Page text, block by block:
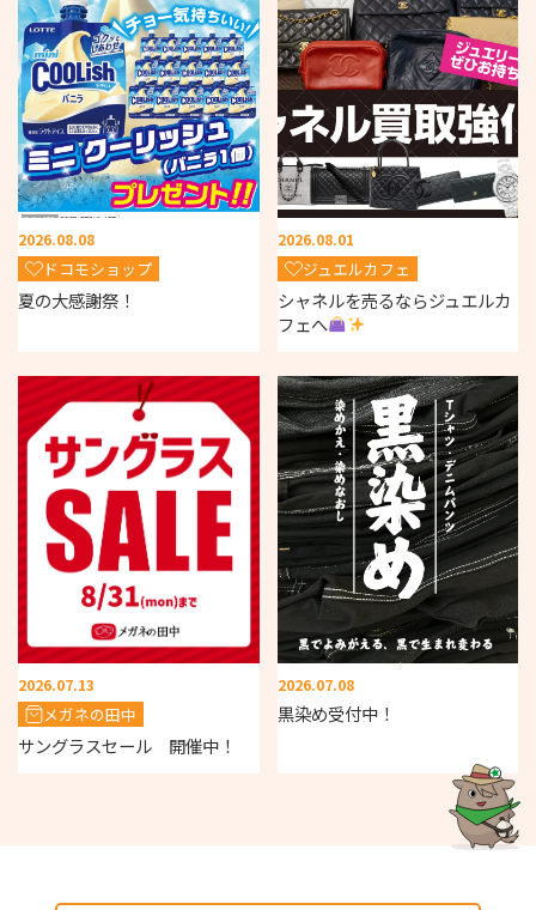
2026.08.08
ドコモショップ
夏の大感謝祭！
2026.08.01
ジュエルカフェ
シャネルを売るならジュエルカ
フェへ
2026.07.13
メガネの田中
サングラスセール 開催中！
2026.07.08
黒染め受付中！